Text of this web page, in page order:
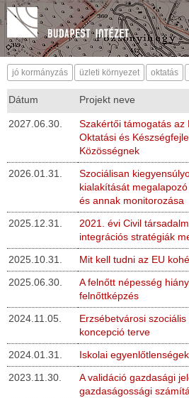
jó kormányzás üzleti környezet oktatás
Dátum Projekt neve
2027.06.30.
Szakértői támogatás az
Oktatási és
Közösségnek
2026.01.31.
Szociálisan
kialakítását
és annak monitorozása
2025.12.31.
2021. évi Civil
integrációs stratégiák
2025.10.31.
Mit kell tudni az EU
2025.06.30.
A felnőtt népesség
felnőttképzés
2024.11.05.
Erzsébetvárosi
koncepció terve
2024.01.31.
Iskolai
2023.11.30.
A validáció gazdasági
gazdaságossági